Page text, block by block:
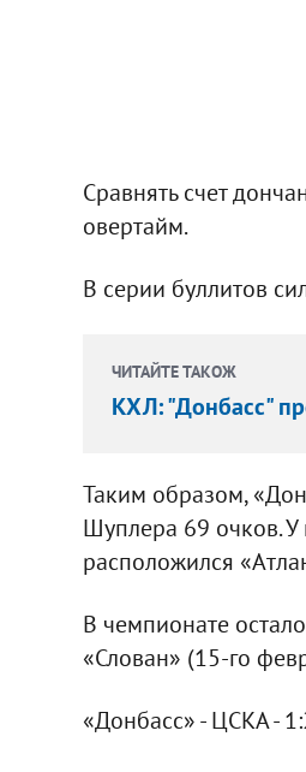
Сравнять счет
овертайм.
В серии буллитов
ЧИТАЙТЕ ТАКОЖ
КХЛ: "Донбасс"
Таким образом,
Шуплера 69 очков. У
расположился
В чемпионате
«Слован» (15-го
«Донбасс» - ЦСКА -